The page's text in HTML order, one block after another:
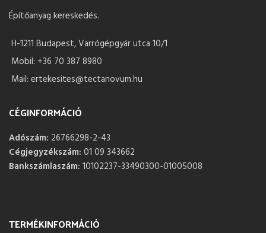
Építőanyag kereskedés.
H-1211 Budapest, Varrógépgyár utca 10/1
Mobil: +36 70 387 8980
Mail: ertekesites@tectanovum.hu
CÉGINFORMÁCIÓ
Adószám: 26766298-2-43
Cégjegyzékszám: 01 09 343662
Bankszámlaszám: 10102237-33490300-01005008
TERMÉKINFORMÁCIÓ